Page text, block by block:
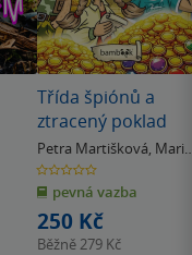
Třída špiónů a
ztracený poklad
Petra Martišková, Marie
Koželuhová
0.0
z
5
hvězdiček
pevná vazba
250 Kč
Běžně279 Kč